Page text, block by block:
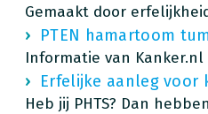
Gemaakt door
PTEN hamartoom
Informatie van Kanker.nl
Erfelijke aanleg voor
Heb jij PHTS? Dan